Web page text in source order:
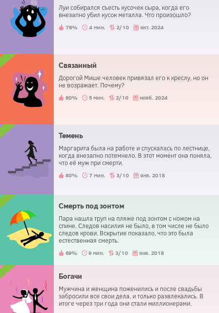
Луи собирался съесть кусочек сыра, когда его
внезапно убил кусок металла. Что произошло?
78% 4 мин. 2/10 окт. 2024
Связанный
Дорогой Мише человек привязал его к креслу, но он
не возражает. Почему?
80% 5 мин. 2/10 нояб. 2024
Темень
Маргарита была на работе и спускалась по лестнице,
когда внезапно потемнело. В этот момент она поняла,
что её муж при смерти.
80% 7 мин. 3/10 янв. 2018
Смерть под зонтом
Пара нашла труп на пляже под зонтом с ножом на
спине. Следов насилия не было, в том числе не было
следов крови. Вскрытие показало, что это была
естественная смерть.
69% 9 мин. 3/10 янв. 2018
Богачи
Мужчина и женщина поженились и после свадьбы
забросили все свои дела, и только развлекались. В
итоге через три года они стали миллионерами.